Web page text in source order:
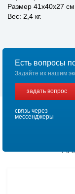
Размер 41x40x27 см
Вес: 2,4 кг.
Есть вопросы
Задайте их нашим
задать вопрос
связь через
мессенджеры